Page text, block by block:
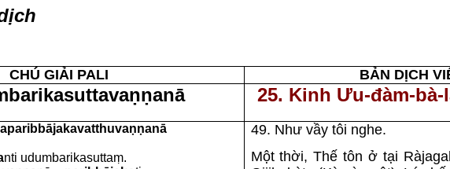
CHÚ GIẢI PALI BẢN DỊCH
25. Kinh Ưu-đàm-
nti udumbarikasuttaṃ.
49. Như vầy tôi nghe.
Một thời, Thế tôn ở tại